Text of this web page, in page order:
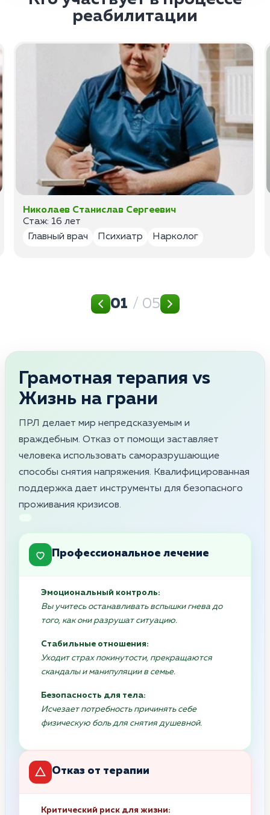
реабилитации
Николаев Станислав Сергеевич
Стаж: 16 лет
Главный врач
Психиатр Нарколог
01 / 05
Грамотная терапия vs
Жизнь на грани
ПРЛ делает мир непредсказуемым и
враждебным. Отказ от помощи заставляет
человека использовать саморазрушающие
способы снятия напряжения. Квалифицированная
поддержка дает инструменты для безопасного
проживания кризисов.
Профессиональное лечение
Эмоциональный контроль:
Вы учитесь останавливать вспышки гнева до
того, как они разрушат ситуацию.
Стабильные отношения:
Уходит страх покинутости, прекращаются
скандалы и манипуляции в семье.
Безопасность для тела:
Исчезает потребность причинять себе
физическую боль для снятия душевной.
Отказ от терапии
Критический риск для жизни: